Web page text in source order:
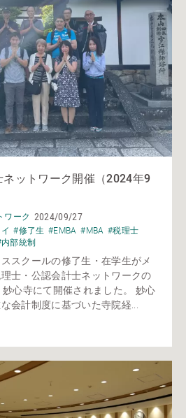
ットワーク開催（2024年9
ワーク 2024/09/27
#修了生 #EMBA #MBA #税理士
部統制
スクールの修了生・在学生がメ
士・公認会計士ネットワークの
心寺にて開催されました。 妙心
会計制度に基づいた寺院経...